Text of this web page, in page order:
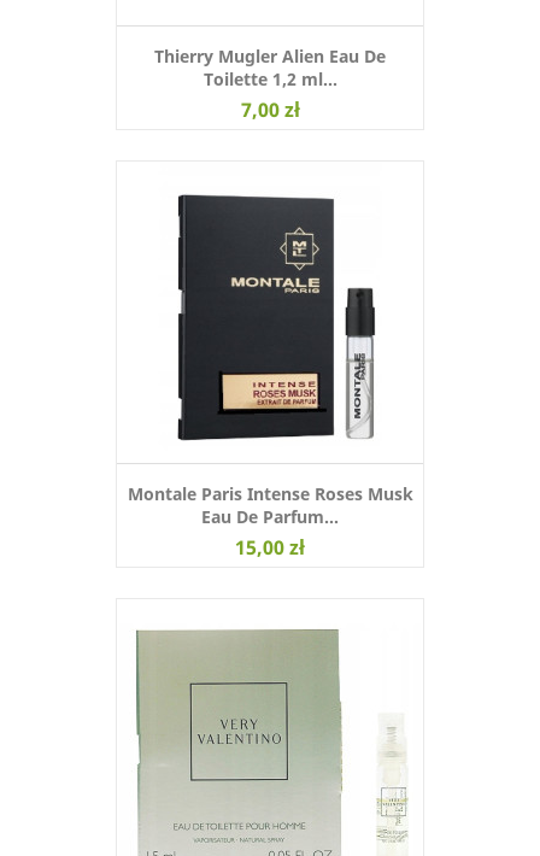
Thierry Mugler Alien Eau De
Toilette 1,2 ml...
7,00 zł
Montale Paris Intense Roses Musk
Eau De Parfum...
15,00 zł